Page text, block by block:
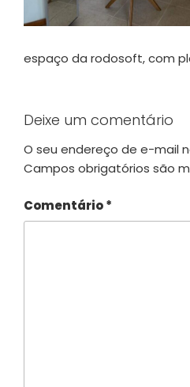
espaço da rodosoft, com
Deixe um comentário
O seu endereço de e-mail
Campos obrigatórios são
Comentário*